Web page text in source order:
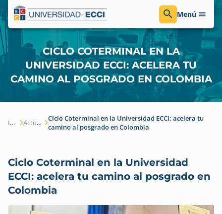
Menú
CICLO COTERMINAL EN LA
UNIVERSIDAD ECCI: ACELERA TU
CAMINO AL POSGRADO EN COLOMBIA
Inicio Actualidad
Ciclo Coterminal en la Universidad ECCI: acelera tu
camino al posgrado en Colombia
Ciclo Coterminal en la Universidad
ECCI: acelera tu camino al posgrado en
Colombia